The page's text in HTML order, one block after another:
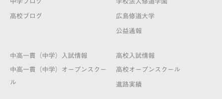
中学ブログ
高校ブログ
学校法人修道学園
広島修道大学
公益通報
中高一貫（中学）入試情報
中高一貫（中学）オープンスクー
ル
高校入試情報
高校オープンスクール
進路実績